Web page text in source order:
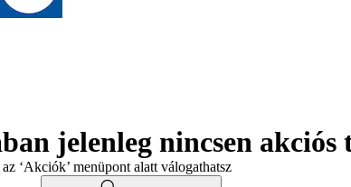
jelenleg nincsen akciós
‘Akciók’ menüpont alatt válogathatsz